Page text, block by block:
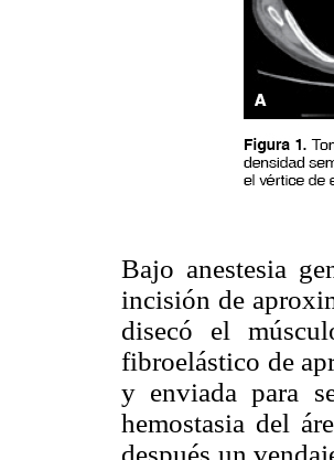
Bajo anestesia
incisión de
disecó el
fibroelástico de
y enviada para
hemostasia del